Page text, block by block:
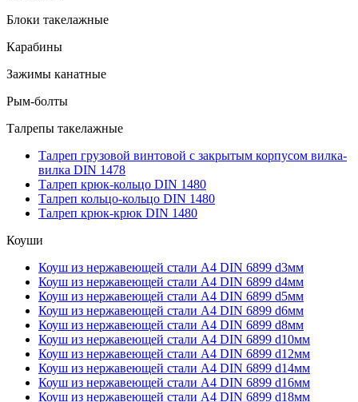
Блоки такелажные
Карабины
Зажимы канатные
Рым-болты
Талрепы такелажные
Талреп грузовой винтовой с закрытым корпусом вилка-
вилка DIN 1478
Талреп крюк-кольцо DIN 1480
Талреп кольцо-кольцо DIN 1480
Талреп крюк-крюк DIN 1480
Коуши
Коуш из нержавеющей стали А4 DIN 6899 d3мм
Коуш из нержавеющей стали А4 DIN 6899 d4мм
Коуш из нержавеющей стали А4 DIN 6899 d5мм
Коуш из нержавеющей стали А4 DIN 6899 d6мм
Коуш из нержавеющей стали А4 DIN 6899 d8мм
Коуш из нержавеющей стали А4 DIN 6899 d10мм
Коуш из нержавеющей стали А4 DIN 6899 d12мм
Коуш из нержавеющей стали А4 DIN 6899 d14мм
Коуш из нержавеющей стали А4 DIN 6899 d16мм
Коуш из нержавеющей стали А4 DIN 6899 d18мм